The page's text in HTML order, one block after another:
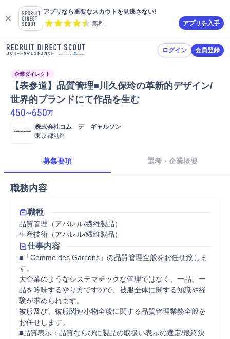
アプリなら重要なスカウトを見逃さない!
無料
アプリを入手
ログイン 会員登録
企業ダイレクト
【表参道】品質管理■川久保玲の革新的デザイン/
世界的ブランドにて作品を生む
450~650万
株式会社コム　デ　ギャルソン
東京都港区
募集要項 選考・企業概要
職務内容
職種
品質管理（アパレル/繊維製品）
生産技術（アパレル/繊維製品）
仕事内容
■「Comme des Garcons」の品質管理全般をお任せ致しま
す。
大企業のようなシステマチックな管理ではなく、一品、一
品を吟味するやり方ですので、被服全体に関する知識や経
験が求められます。
被服及び、被服関連小物全般に関する品質管理業務全般を
お任せします。
■品質表示：品質ならびに製品の取扱い表示の選定/最終決